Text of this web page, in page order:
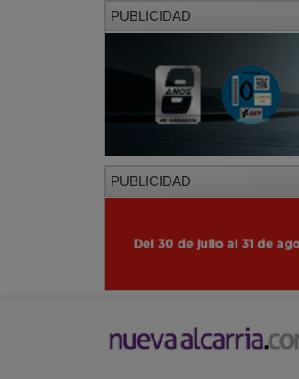
PUBLICIDAD
PUBLICIDAD